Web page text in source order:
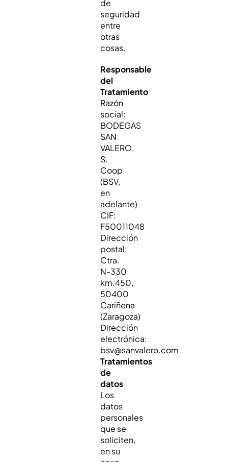
de
seguridad
entre
otras
cosas.
Responsable
del
Tratamiento
Razón
social:
BODEGAS
SAN
VALERO,
S.
Coop
(BSV,
en
adelante)
CIF:
F50011048
Dirección
postal:
Ctra.
N-330
km.450,
50400
Cariñena
(Zaragoza)
Dirección
electrónica:
bsv@sanvalero.com
Tratamientos
de
datos
Los
datos
personales
que se
soliciten,
en su